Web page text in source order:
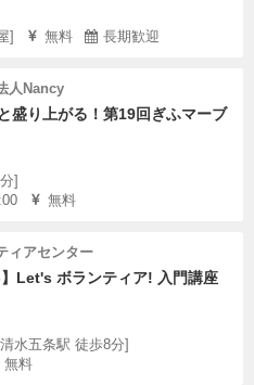
] 無料 長期歓迎
人Nancy
盛り上がる！第19回ぎふマーブ
]
無料
ィアセンター
】Let's ボランティア! 入門講座
水五条駅 徒歩8分]
無料